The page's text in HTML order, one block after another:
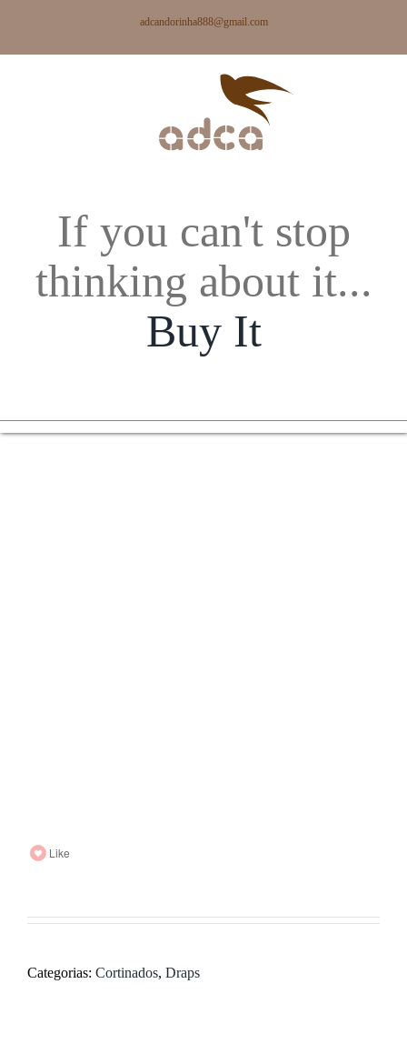
adcandorinha888@gmail.com
If you can't stop
thinking about it...
Buy It
Like
Categorias: Cortinados, Draps